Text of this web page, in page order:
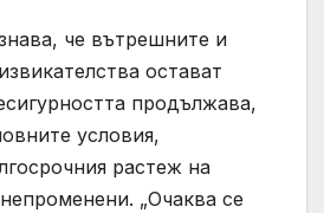
че вътрешните и
остават
продължава,
условия,
растеж на
„Очаква се